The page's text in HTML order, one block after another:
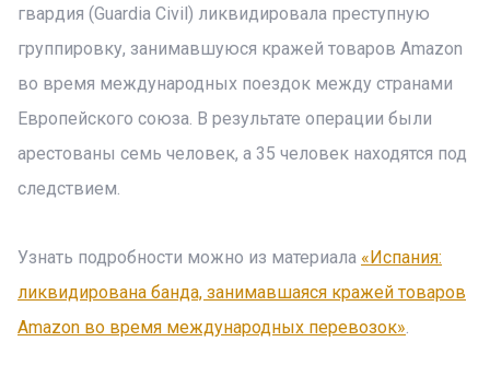
гвардия (Guardia Civil) ликвидировала преступную
группировку, занимавшуюся кражей товаров Amazon
во время международных поездок между странами
Европейского союза. В результате операции были
арестованы семь человек, а 35 человек находятся под
следствием.
Узнать подробности можно из материала «Испания:
ликвидирована банда, занимавшаяся кражей товаров
Amazon во время международных перевозок».